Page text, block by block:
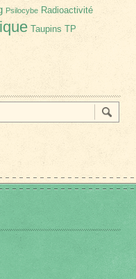
Psilocybe Radioactivité
Taupins TP